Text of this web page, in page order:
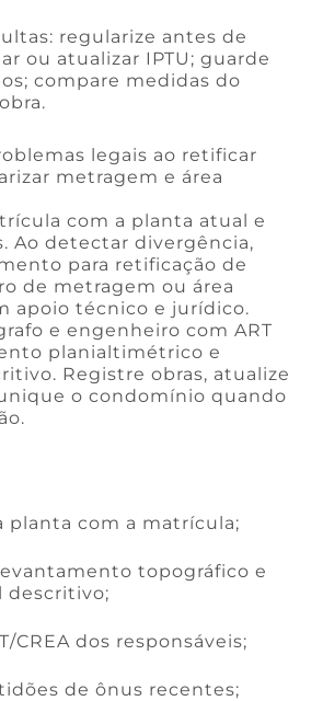
regularize antes de
ou atualizar IPTU; guarde
compare medidas do
legais ao retificar
metragem e área
com a planta atual e
Ao detectar divergência,
para retificação de
de metragem ou área
apoio técnico e jurídico.
e engenheiro com ART
planialtimétrico e
Registre obras, atualize
o condomínio quando
planta com a matrícula;
topográfico e
descritivo;
CREA dos responsáveis;
de ônus recentes;